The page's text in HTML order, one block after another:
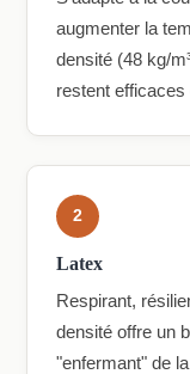
augmenter la
densité (48 kg/
restent
2
Latex
Respirant,
densité offre un
"enfermant" de